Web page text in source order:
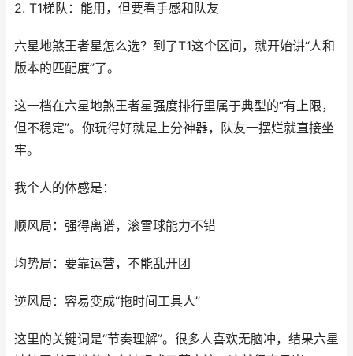
2. T1梯队：能用，但要看手感和队友
六星地煞王者星怎么选？到了T1这个区间，就开始讲“人和
版本的匹配度”了。
这一档在六星地煞王者星强度排行里属于典型的“有上限，
但不稳定”。你玩得好就是上分神器，队友一摆烂就直接坐
牢。
我个人的体感是：
顺风局：强得离谱，滚雪球能力不错
均势局：要靠运营，不能乱开团
逆风局：容易变成“拖时间工具人”
这里的关键词是“节奏理解”。很多人喜欢无脑冲，结果六星